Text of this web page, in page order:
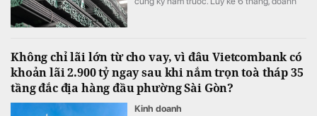
Không chỉ lãi lớn từ cho vay, vì đâu Vietcombank có
khoản lãi 2.900 tỷ ngay sau khi nắm trọn toà tháp 35
tầng đắc địa hàng đầu phường Sài Gòn?
Kinh doanh